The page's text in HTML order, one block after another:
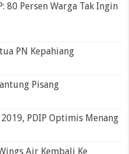
80 Persen Warga Tak Ingin
PN Kepahiang
Pisang
PDIP Optimis Menang
Air Kembali Ke